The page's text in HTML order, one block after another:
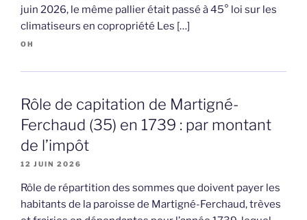
juin 2026, le même pallier était passé à 45° loi sur les
climatiseurs en copropriété Les […]
OH
Rôle de capitation de Martigné-
Ferchaud (35) en 1739 : par montant
de l’impôt
12 JUIN 2026
Rôle de répartition des sommes que doivent payer les
habitants de la paroisse de Martigné-Ferchaud, trèves